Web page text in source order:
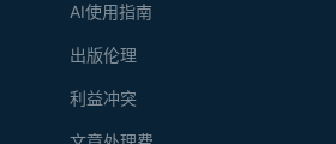
AI使用指南
出版伦理
利益冲突